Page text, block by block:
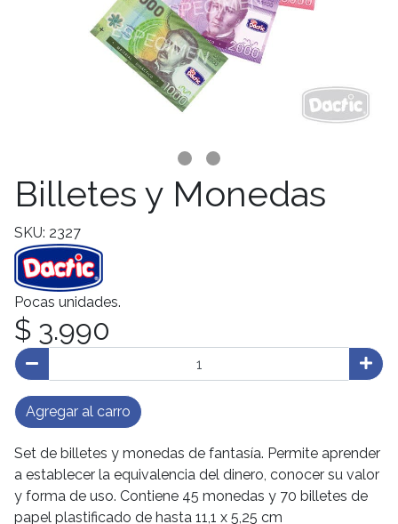
Billetes y Monedas
SKU: 2327
Pocas unidades.
$ 3.990
Agregar al carro
Set de billetes y monedas de fantasía. Permite aprender
a establecer la equivalencia del dinero, conocer su valor
y forma de uso. Contiene 45 monedas y 70 billetes de
papel plastificado de hasta 11,1 x 5,25 cm